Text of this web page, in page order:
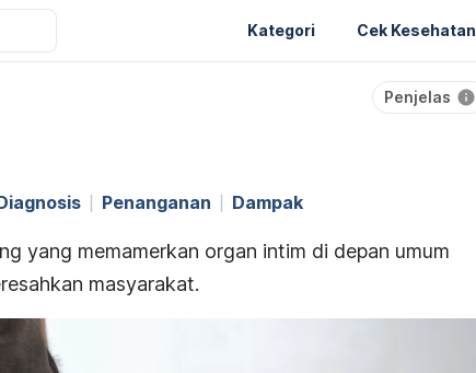
Kategori Cek Kesehatan
Penjelas
Penanganan Dampak
yang memamerkan organ intim di depan umum
masyarakat.